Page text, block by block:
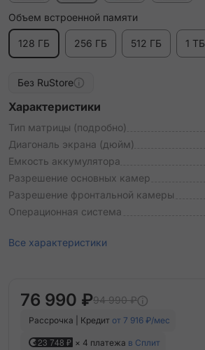
Объем встроенной памяти
128 ГБ 256 ГБ 512 ГБ 1 ТБ
Без RuStore
Характеристики
Тип матрицы (подробно)
Диагональ экрана (дюйм)
Емкость аккумулятора
Разрешение основных камер
Разрешение фронтальной камеры
Операционная система
Все характеристики
76 990 ₽94 990 ₽
Рассрочка | Кредит от 7 916 ₽/мес
23 748 ₽ × 4 платежа в Сплит